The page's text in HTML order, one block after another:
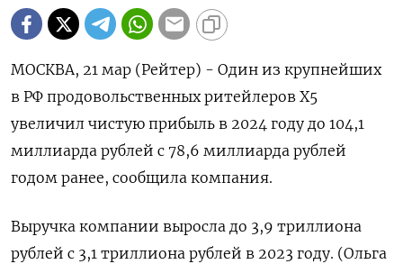
МОСКВА, 21 мар (Рейтер) - Один из крупнейших
в РФ продовольственных ритейлеров Х5
увеличил чистую прибыль в 2024 году до 104,1
миллиарда рублей с 78,6 миллиарда рублей
годом ранее, сообщила компания.
Выручка компании выросла до 3,9 триллиона
рублей с 3,1 триллиона рублей в 2023 году. (Ольга